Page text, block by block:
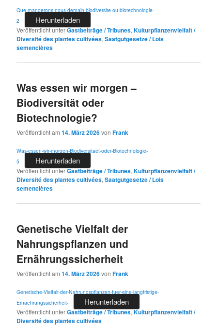
Que-mangerons-nous-demain-biodiversite-ou-biotechnologie-
2
Herunterladen
Veröffentlicht unterGastbeiträge / Tribunes,Kulturpflanzenvielfalt /
Diversité des plantes cultivées,Saatgutgesetze / Lois
semencières
Was essen wir morgen –
Biodiversität oder
Biotechnologie?
Veröffentlicht am14. März 2026vonFrank
Was-essen-wir-morgen-Biodiversitaet-oder-Biotechnologie-
5
Herunterladen
Veröffentlicht unterGastbeiträge / Tribunes,Kulturpflanzenvielfalt /
Diversité des plantes cultivées,Saatgutgesetze / Lois
semencières
Genetische Vielfalt der
Nahrungspflanzen und
Ernährungssicherheit
Veröffentlicht am14. März 2026vonFrank
Genetische-Vielfalt-der-Nahrungspflanzen-fuer-eine-langfristige-
Ernaehrungssicherheit-
Herunterladen
Veröffentlicht unterGastbeiträge / Tribunes,Kulturpflanzenvielfalt /
Diversité des plantes cultivées